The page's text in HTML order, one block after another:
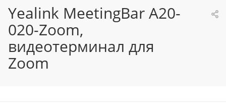
Yealink MeetingBar A20-
020-Zoom,
видеотерминал для
Zoom